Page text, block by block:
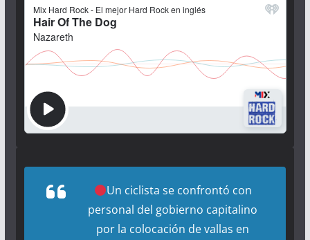
Un ciclista se confrontó con
personal del gobierno capitalino
por la colocación de vallas en